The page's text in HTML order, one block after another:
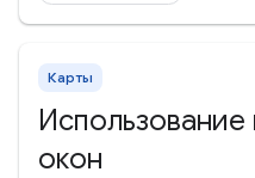
Карты
окон